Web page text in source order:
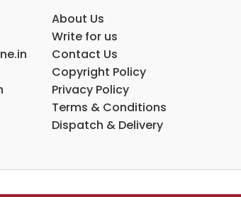
About Us
Write for us
Contact Us
Copyright Policy
Privacy Policy
Terms & Conditions
Dispatch & Delivery